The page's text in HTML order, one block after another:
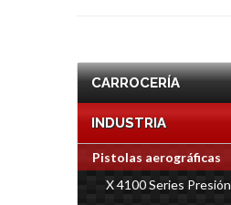
CARROCERÍA
INDUSTRIA
Pistolas aerográficas
X 4100 Series Presión